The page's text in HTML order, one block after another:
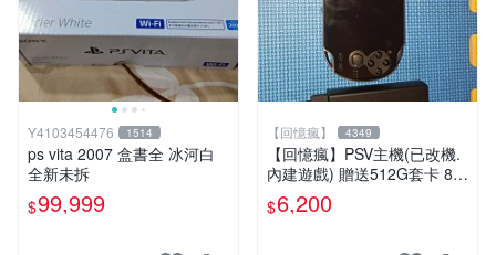
Y4103454476 1514
ps vita 2007 盒書全 冰河白
全新未拆
$99,999
【回憶瘋】 4349
【回憶瘋】PSV主機(已改機.
內建遊戲) 贈送512G套卡 8成
5新 1000型
$6,200